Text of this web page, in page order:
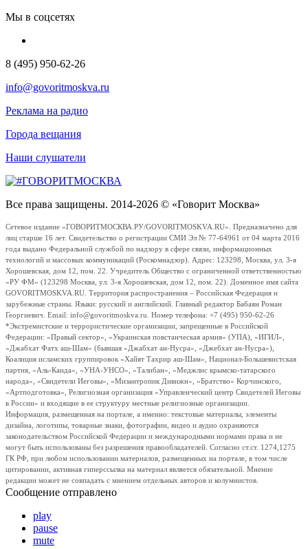
Мы в соцсетях
8 (495) 950-62-26
info@govoritmoskva.ru
Реклама на радио
Города вещания
Наши слушатели
Все права защищены. 2014-2026 © «Говорит Москва»
Сетевое издание «ГОВОРИТМОСКВА.РУ/GOVORITMOSKVA.RU». Предназначено для
лиц старше 16 лет. Свидетельство о регистрации СМИ Эл № 77-64961 от 04 марта 2016
года выдано Федеральной службой по надзору в сфере связи, информационных
технологий и массовых коммуникаций (Роскомнадзор). Адрес: 123298, Москва, ул. 3-я
Хорошевская, дом 12, пом. 22. Учредитель Общество с ограниченной ответственностью
«РУ ФМ» (123298 Москва, ул. 3-я Хорошевская, дом 12, пом. 22). Доменное имя сайта
GOVORITMOSKVA.RU. Территория распространения – Российская Федерация и
зарубежные страны. Языки: русский и английский. Главный редактор Бабаян Роман
Георгиевич. Email: info@govoritmoskva.ru. Номер телефона: +7 (495) 950-62-26
*Экстремистские и террористические организации, запрещенные в Российской
Федерации: «Правый сектор», «Украинская повстанческая армия» (УПА), «ИГИЛ»,
«Джабхат Фатх аш-Шам» (бывшая «Джабхат ан-Нусра», «Джебхат ан-Нусра»),
Коалиция исламских группировок «Хайят Тахрир аш-Шам», Национал-Большевистская
партия, «Аль-Каида», «УНА-УНСО», «Талибан», «Меджлис крымско-татарского
народа», «Свидетели Иеговы», «Мизантропик Дивижн», «Братство» Корчинского,
«Артподготовка», Религиозная организация «Управленческий центр Свидетелей Иеговы
в России» и входящие в ее структуру местные религиозные организации.
Информация, размещенная на портале, а именно: текстовые материалы, элементы
дизайна, логотипы, товарные знаки, фотографии, видео и аудио охраняются
законодательством Российской Федерации и международными нормами права и не
могут быть использованы без разрешения правообладателей. Согласно ст.ст. 1274,1275
ГК РФ, при любом использовании материалов, размещенных на портале, в том числе
цитировании, активная гиперссылка на материал является обязательной. Мнение
редакции может не совпадать с мнением отдельных авторов и колумнистов.
Сообщение отправлено
play
pause
mute